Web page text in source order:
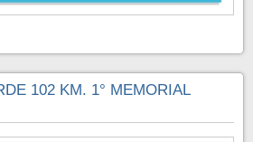
102 KM. 1° MEMORIAL